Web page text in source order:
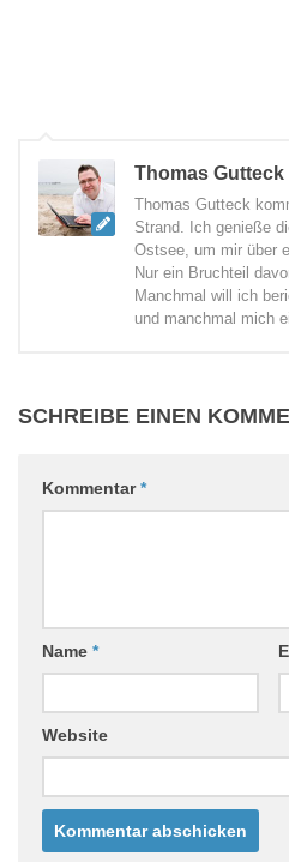
Thomas Gutteck
Thomas Gutteck
Strand. Ich genieße
Ostsee, um mir über
Nur ein Bruchteil
Manchmal will ich
und manchmal mich
SCHREIBE EINEN
Kommentar*
Name *
Website